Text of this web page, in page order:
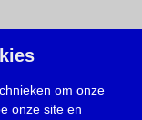
om onze
onze site en